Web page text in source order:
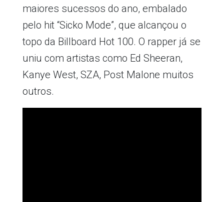
maiores sucessos do ano, embalado
pelo hit “Sicko Mode”, que alcançou o
topo da Billboard Hot 100. O rapper já se
uniu com artistas como Ed Sheeran,
Kanye West, SZA, Post Malone muitos
outros.